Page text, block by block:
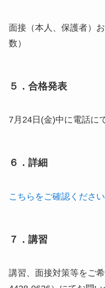
面接（本人、保護者）
数）
５．合格発表
7月24日(金)中に電話に
６．詳細
こちらをご確認ください
７．講習
講習、面接対策等をご